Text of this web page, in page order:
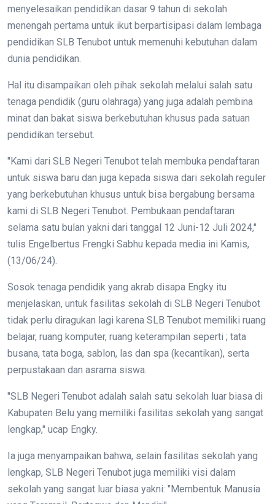
menyelesaikan pendidikan dasar 9 tahun di sekolah
menengah pertama untuk ikut berpartisipasi dalam lembaga
pendidikan SLB Tenubot untuk memenuhi kebutuhan dalam
dunia pendidikan.
Hal itu disampaikan oleh pihak sekolah melalui salah satu
tenaga pendidik (guru olahraga) yang juga adalah pembina
minat dan bakat siswa berkebutuhan khusus pada satuan
pendidikan tersebut.
"Kami dari SLB Negeri Tenubot telah membuka pendaftaran
untuk siswa baru dan juga kepada siswa dari sekolah reguler
yang berkebutuhan khusus untuk bisa bergabung bersama
kami di SLB Negeri Tenubot. Pembukaan pendaftaran
selama satu bulan yakni dari tanggal 12 Juni-12 Juli 2024,"
tulis Engelbertus Frengki Sabhu kepada media ini Kamis,
(13/06/24).
Sosok tenaga pendidik yang akrab disapa Engky itu
menjelaskan, untuk fasilitas sekolah di SLB Negeri Tenubot
tidak perlu diragukan lagi karena SLB Tenubot memiliki ruang
belajar, ruang komputer, ruang keterampilan seperti ; tata
busana, tata boga, sablon, las dan spa (kecantikan), serta
perpustakaan dan asrama siswa.
"SLB Negeri Tenubot adalah salah satu sekolah luar biasa di
Kabupaten Belu yang memiliki fasilitas sekolah yang sangat
lengkap," ucap Engky.
Ia juga menyampaikan bahwa, selain fasilitas sekolah yang
lengkap, SLB Negeri Tenubot juga memiliki visi dalam
sekolah yang sangat luar biasa yakni: "Membentuk Manusia